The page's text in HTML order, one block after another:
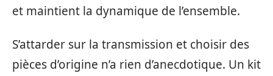
et maintient la dynamique de l’ensemble.
S’attarder sur la transmission et choisir des
pièces d’origine n’a rien d’anecdotique. Un kit